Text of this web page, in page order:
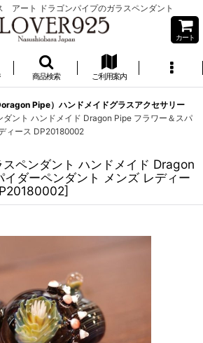
ート ドラゴンパイプのガラスペンダント
カート
商品検索 ご利用案内
Pipe）ハンドメイドグラスアクセサリー
ダント ハンドメイド Dragon Pipe フラワー＆スパ
ィース DP20180002
スペンダント ハンドメイド Dragon
ダーペンダント メンズ レディー
]